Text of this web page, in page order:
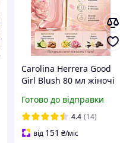
Carolina Herrera Good
Girl Blush 80 мл жіночі
ванільний аромат
Кароліна Еррера
Готово до відправки
4.4 (14)
від 151 ₴/міс